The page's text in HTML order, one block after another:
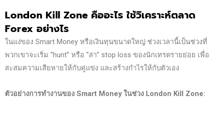
London Kill Zone คืออะไร ใช้วิเคราะห์ตลาด
Forex อย่างไร
ในแง่ของ Smart Money หรือเงินทุนขนาดใหญ่ ช่วงเวลานี้เป็นช่วงที่
พวกเขาจะเริ่ม “hunt” หรือ “ล่า” stop loss ของนักเทรดรายย่อย เพื่อ
สะสมความเสียหายให้กับคู่แข่ง และสร้างกำไรให้กับตัวเอง
ตัวอย่างการทำงานของ Smart Moneyในช่วง London Kill Zone: